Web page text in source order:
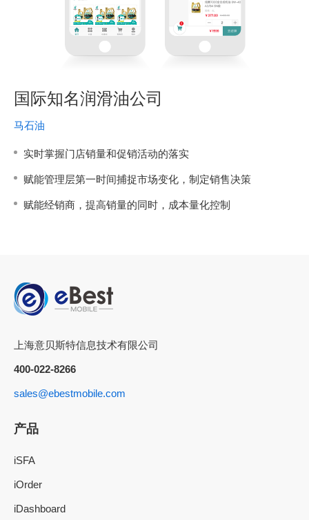
国际知名润滑油公司
马石油
实时掌握门店销量和促销活动的落实
赋能管理层第一时间捕捉市场变化，制定销售决策
赋能经销商，提高销量的同时，成本量化控制
上海意贝斯特信息技术有限公司
400-022-8266
sales@ebestmobile.com
产品
iSFA
iOrder
iDashboard